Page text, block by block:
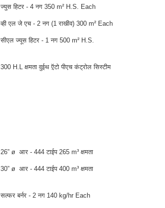
ज्युस हिटर - 4 नग 350 m² H.S. Each
व्ही एल जे एच - 2 नग (1 राखीव) 300 m² Each
सीएल ज्यूस हिटर - 1 नग 500 m² H.S.
300 H.L क्षमता वुईथ ऍ़टो पीएच कंट्रोल सिस्टीम
26” ø आर - 444 टाईप 265 m³ क्षमता
30” ø आर - 444 टाईप 400 m³ क्षमता
सल्फर बर्नर - 2 नग 140 kg/hr Each